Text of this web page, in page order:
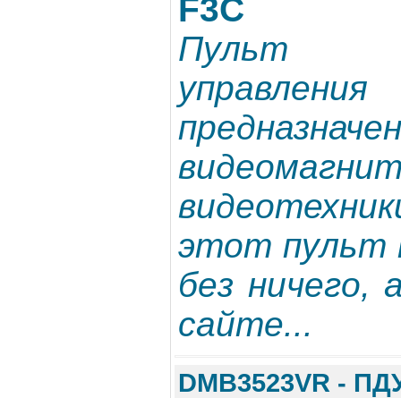
F3C
Пульт
этот пульт
без ничего,
сайте...
DMB3523VR -